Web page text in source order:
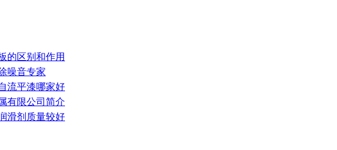
的区别和作用
噪音专家
流平漆哪家好
有限公司简介
滑剂质量较好